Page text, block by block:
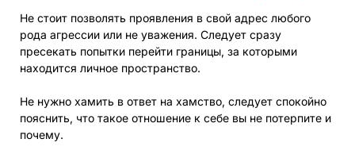
Не стоит позволять проявления в свой адрес любого
рода агрессии или не уважения. Следует сразу
пресекать попытки перейти границы, за которыми
находится личное пространство.
Не нужно хамить в ответ на хамство, следует спокойно
пояснить, что такое отношение к себе вы не потерпите и
почему.